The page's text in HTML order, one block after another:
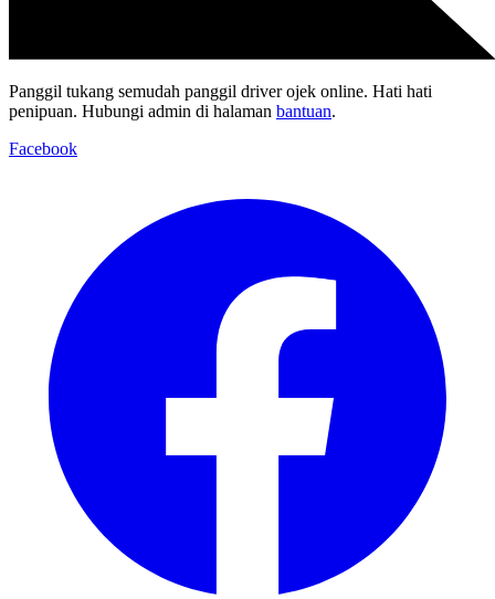
Panggil tukang semudah panggil driver ojek online. Hati hati
penipuan. Hubungi admin di halaman bantuan.
Facebook